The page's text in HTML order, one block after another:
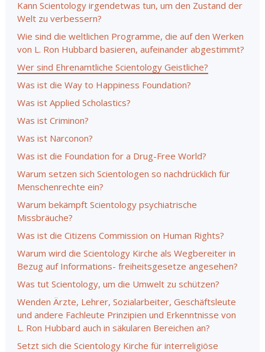
Kann Scientology irgendetwas tun, um den Zustand der
Welt zu verbessern?
Wie sind die weltlichen Programme, die auf den Werken
von L. Ron Hubbard basieren, aufeinander abgestimmt?
Wer sind Ehrenamtliche Scientology Geistliche?
Was ist die Way to Happiness Foundation?
Was ist Applied Scholastics?
Was ist Criminon?
Was ist Narconon?
Was ist die Foundation for a Drug-Free World?
Warum setzen sich Scientologen so nachdrücklich für
Menschenrechte ein?
Warum bekämpft Scientology psychiatrische
Missbräuche?
Was ist die Citizens Commission on Human Rights?
Warum wird die Scientology Kirche als Wegbereiter in
Bezug auf Informations- freiheitsgesetze angesehen?
Was tut Scientology, um die Umwelt zu schützen?
Wenden Ärzte, Lehrer, Sozialarbeiter, Geschäftsleute
und andere Fachleute Prinzipien und Erkenntnisse von
L. Ron Hubbard auch in säkularen Bereichen an?
Setzt sich die Scientology Kirche für interreligiöse